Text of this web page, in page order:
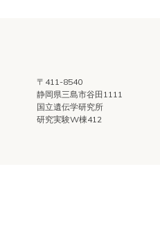
〒411-8540
静岡県三島市谷田1111
国立遺伝学研究所
研究実験W棟412